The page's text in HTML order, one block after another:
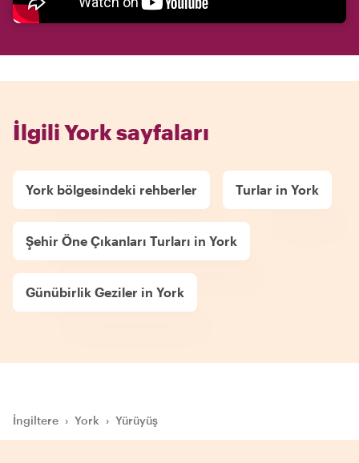
İlgili York sayfaları
York bölgesindeki rehberler Turlar in York
Şehir Öne Çıkanları Turları in York
Günübirlik Geziler in York
İngiltere › York › Yürüyüş